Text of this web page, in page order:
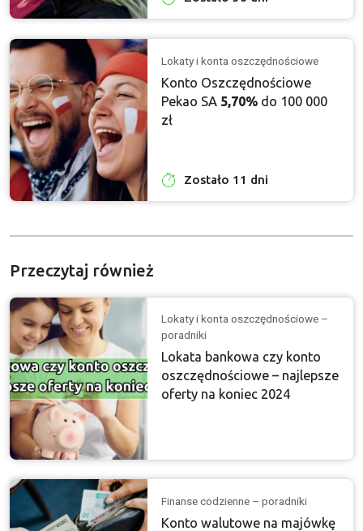
Lokaty i konta oszczędnościowe
Konto Oszczędnościowe
Pekao SA 5,70% do 100 000
zł
Zostało 11 dni
Przeczytaj również
Lokaty i konta oszczędnościowe –
poradniki
Lokata bankowa czy konto
oszczędnościowe – najlepsze
oferty na koniec 2024
Finanse codzienne – poradniki
Konto walutowe na majówkę